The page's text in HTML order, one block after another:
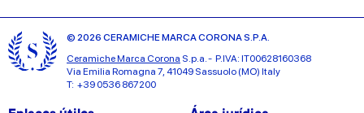
© 2026 CERAMICHE MARCA CORONA S.P.A.
Ceramiche Marca Corona S.p.a. - P.IVA: IT00628160368
Via Emilia Romagna 7, 41049 Sassuolo (MO) Italy
T: +39 0536 867200